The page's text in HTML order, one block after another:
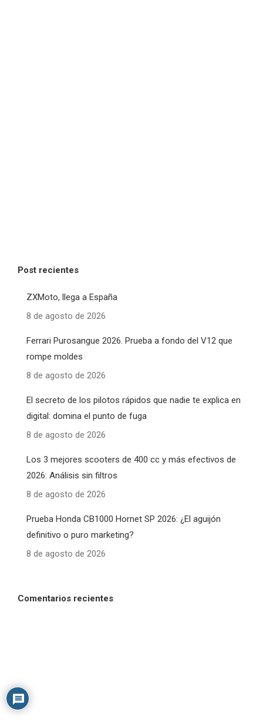
Post recientes
ZXMoto, llega a España
8 de agosto de 2026
Ferrari Purosangue 2026. Prueba a fondo del V12 que
rompe moldes
8 de agosto de 2026
El secreto de los pilotos rápidos que nadie te explica en
digital: domina el punto de fuga
8 de agosto de 2026
Los 3 mejores scooters de 400 cc y más efectivos de
2026: Análisis sin filtros
8 de agosto de 2026
Prueba Honda CB1000 Hornet SP 2026: ¿El aguijón
definitivo o puro marketing?
8 de agosto de 2026
Comentarios recientes